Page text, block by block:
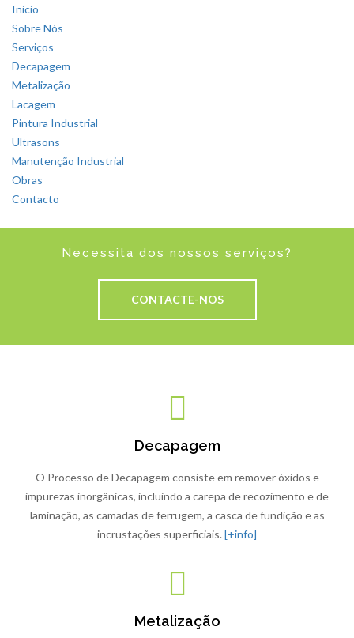
Inicio
Sobre Nós
Serviços
Decapagem
Metalização
Lacagem
Pintura Industrial
Ultrasons
Manutenção Industrial
Obras
Contacto
Necessita dos nossos serviços?
CONTACTE-NOS
Decapagem
O Processo de Decapagem consiste em remover óxidos e
impurezas inorgânicas, incluindo a carepa de recozimento e de
laminação, as camadas de ferrugem, a casca de fundição e as
incrustações superficiais. [+info]
Metalização